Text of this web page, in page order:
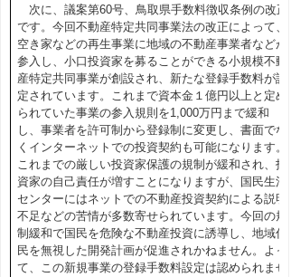
次に、議案第60号、鳥取県手数料徴収条例の改正
です。今回不動産特定共同事業法の改正によって、
空き家などの再生事業に地域の不動産事業者などが
参入し、小口投資家を募ることができる小規模不動
産特定共同事業が創設され、新たな登録手数料が設
定されています。これまで資本金１億円以上と定め
られていた事業の参入規則を1,000万円まで緩和
し、事業者を許可制から登録制に変更し、書面でな
くインターネットでの投資契約も可能になります。
これまでの厳しい投資家保護の規制が緩和され、投
資家の自己責任が増すことになりますが、国民生活
センターにはネットでの不動産投資契約による説明
不足などの苦情が多数寄せられています。今回の規
制緩和で国民を危険な不動産投資に誘導し、地域住
民を無視した開発計画が促進されかねません。よっ
て、この新規事業の登録手数料設定は認められませ